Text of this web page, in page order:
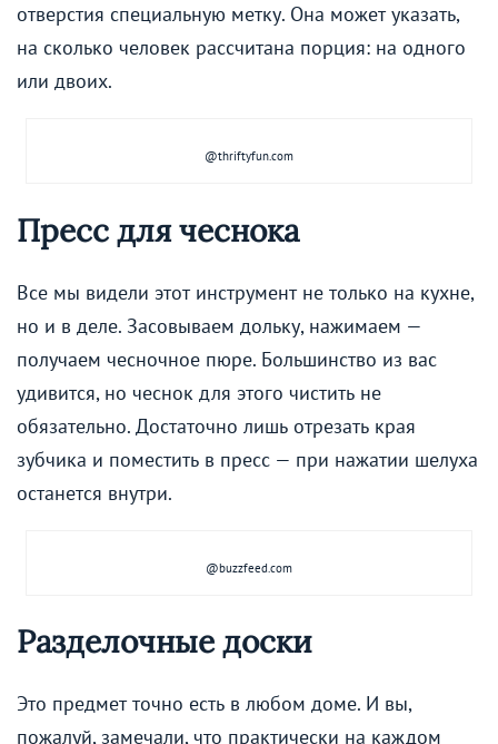
отверстия специальную метку. Она может указать,
на сколько человек рассчитана порция: на одного
или двоих.
@thriftyfun.com
Пресс для чеснока
Все мы видели этот инструмент не только на кухне,
но и в деле. Засовываем дольку, нажимаем —
получаем чесночное пюре. Большинство из вас
удивится, но чеснок для этого чистить не
обязательно. Достаточно лишь отрезать края
зубчика и поместить в пресс — при нажатии шелуха
останется внутри.
@buzzfeed.com
Разделочные доски
Это предмет точно есть в любом доме. И вы,
пожалуй, замечали, что практически на каждом